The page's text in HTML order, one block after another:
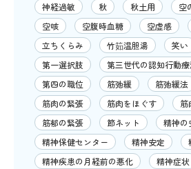
神経過敏
秋 秋土用
空
空咳
空腹時血糖 空虚感
立ちくらみ
竹筎温胆湯 笑い
第一選択肢
第三世代の認知行動
第四の職位
筋弛緩 筋弛緩法
筋肉の緊張
筋肉をほぐす 筋
筋郁の緊張
節ネット
精神の
精神保健センター
精神安定
精神疾患の月経前の悪化
精神症状